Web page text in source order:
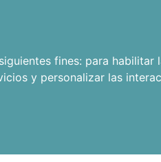
fines: para habilitar
y personalizar las